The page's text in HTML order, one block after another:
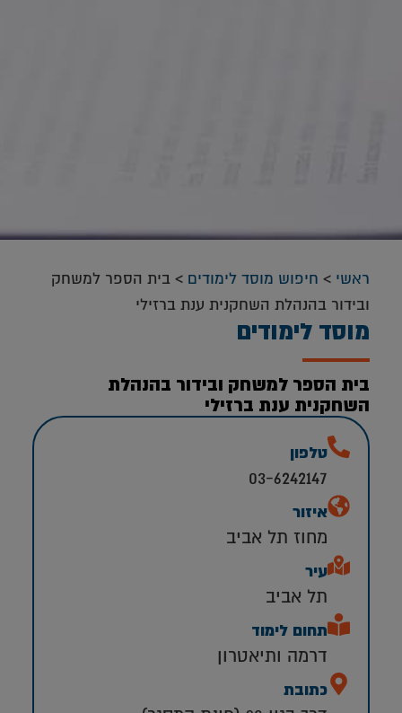
ראשי > חיפוש מוסד לימודים > בית הספר למשחק
ובידור בהנהלת השחקנית ענת ברזילי
מוסד לימודים
בית הספר למשחק ובידור בהנהלת
השחקנית ענת ברזילי
טלפון
03-6242147
איזור
מחוז תל אביב
עיר
תל אביב
תחום לימוד
דרמה ותיאטרון
כתובת